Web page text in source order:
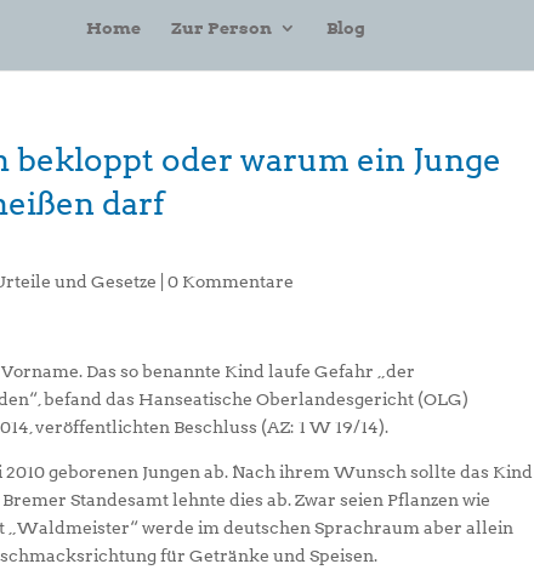
Home Zur Person Blog
oder warum ein Junge
darf
und Gesetze |0 Kommentare
Das so benannte Kind laufe Gefahr „der
befand das Hanseatische Oberlandesgericht (OLG)
veröffentlichten Beschluss (AZ: 1 W 19/14).
geborenen Jungen ab. Nach ihrem Wunsch sollte das Kind
Standesamt lehnte dies ab. Zwar seien Pflanzen wie
werde im deutschen Sprachraum aber allein
für Getränke und Speisen.